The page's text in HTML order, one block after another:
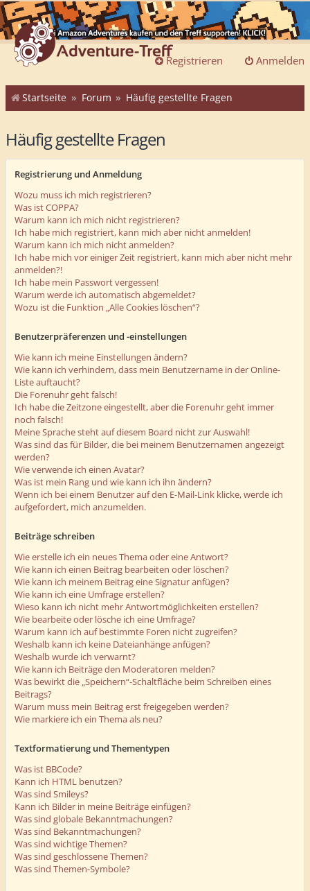
Anmelden
Registrieren
Startseite Forum Häufig gestellte Fragen
Häufig gestellte Fragen
Registrierung und Anmeldung
Wozu muss ich mich registrieren?
Was ist COPPA?
Warum kann ich mich nicht registrieren?
Ich habe mich registriert, kann mich aber nicht anmelden!
Warum kann ich mich nicht anmelden?
Ich habe mich vor einiger Zeit registriert, kann mich aber nicht mehr
anmelden?!
Ich habe mein Passwort vergessen!
Warum werde ich automatisch abgemeldet?
Wozu ist die Funktion „Alle Cookies löschen“?
Benutzerpräferenzen und -einstellungen
Wie kann ich meine Einstellungen ändern?
Wie kann ich verhindern, dass mein Benutzername in der Online-
Liste auftaucht?
Die Forenuhr geht falsch!
Ich habe die Zeitzone eingestellt, aber die Forenuhr geht immer
noch falsch!
Meine Sprache steht auf diesem Board nicht zur Auswahl!
Was sind das für Bilder, die bei meinem Benutzernamen angezeigt
werden?
Wie verwende ich einen Avatar?
Was ist mein Rang und wie kann ich ihn ändern?
Wenn ich bei einem Benutzer auf den E-Mail-Link klicke, werde ich
aufgefordert, mich anzumelden.
Beiträge schreiben
Wie erstelle ich ein neues Thema oder eine Antwort?
Wie kann ich einen Beitrag bearbeiten oder löschen?
Wie kann ich meinem Beitrag eine Signatur anfügen?
Wie kann ich eine Umfrage erstellen?
Wieso kann ich nicht mehr Antwortmöglichkeiten erstellen?
Wie bearbeite oder lösche ich eine Umfrage?
Warum kann ich auf bestimmte Foren nicht zugreifen?
Weshalb kann ich keine Dateianhänge anfügen?
Weshalb wurde ich verwarnt?
Wie kann ich Beiträge den Moderatoren melden?
Was bewirkt die „Speichern“-Schaltfläche beim Schreiben eines
Beitrags?
Warum muss mein Beitrag erst freigegeben werden?
Wie markiere ich ein Thema als neu?
Textformatierung und Thementypen
Was ist BBCode?
Kann ich HTML benutzen?
Was sind Smileys?
Kann ich Bilder in meine Beiträge einfügen?
Was sind globale Bekanntmachungen?
Was sind Bekanntmachungen?
Was sind wichtige Themen?
Was sind geschlossene Themen?
Was sind Themen-Symbole?